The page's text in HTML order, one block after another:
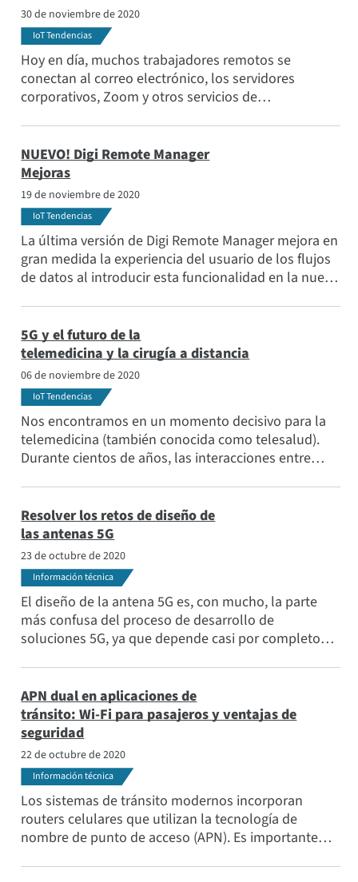
30 de noviembre de 2020
IoT Tendencias
Hoy en día, muchos trabajadores remotos se
conectan al correo electrónico, los servidores
corporativos, Zoom y otros servicios de
domésticos están siendo llevados al límite entre el
trabajo remoto, la escuela en línea, Netflix, YouTube
y otros servicios de streaming, lo que provoca
problemas de productividad y seguridad.
NUEVO! Digi Remote Manager
Mejoras
19 de noviembre de 2020
IoT Tendencias
La última versión de Digi Remote Manager mejora en
gran medida la experiencia del usuario de los flujos
de datos al introducir esta funcionalidad en la nueva
usabilidad
5G y el futuro de la
telemedicina y la cirugía a distancia
06 de noviembre de 2020
IoT Tendencias
Nos encontramos en un momento decisivo para la
telemedicina (también conocida como telesalud).
Durante cientos de años, las interacciones entre
centros de atención. Pero hoy en día, las nuevas
tecnologías y las redes más rápidas, como 4G LTE y
5G, están cambiando la cara de la asistencia
sanitaria.
Resolver los retos de diseño de
las antenas 5G
23 de octubre de 2020
Información técnica
El diseño de la antena 5G es, con mucho, la parte
más confusa del proceso de desarrollo de
soluciones 5G, ya que depende casi por completo
información sobre el diseño de la antena del
dispositivo de equipo de usuario (UE) 5G.
APN dual en aplicaciones de
tránsito: Wi-Fi para pasajeros y ventajas de
seguridad
22 de octubre de 2020
Información técnica
Los sistemas de tránsito modernos incorporan
routers celulares que utilizan la tecnología de
nombre de punto de acceso (APN). Es importante